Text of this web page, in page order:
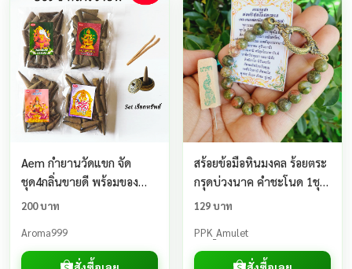
Aem กำยานวัดแขก จัด
ชุด4กลิ่นขายดี พร้อมของ
แถมไม้คีบและโถวางทอง
200 บาท
Aroma999
สร้อยข้อมือหินมงคล ร้อยตระ
กรุดบ่วงนาค คำชะโนด 1ชุด
รับ3รายการ พร้อมใบบูชา
129 บาท
PPK_Amulet